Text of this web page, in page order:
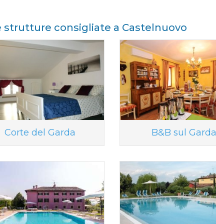
strutture consigliate a Castelnuovo
Corte del Garda B&B sul Garda